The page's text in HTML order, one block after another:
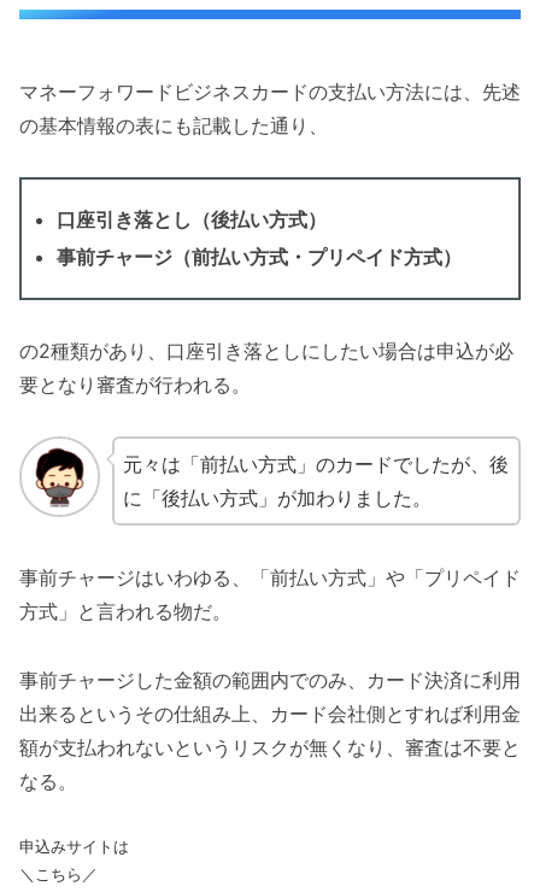
マネーフォワードビジネスカードの支払い方法には、先述
の基本情報の表にも記載した通り、
口座引き落とし（後払い方式）
事前チャージ（前払い方式・プリペイド方式）
の2種類があり、口座引き落としにしたい場合は申込が必
要となり審査が行われる。
元々は「前払い方式」のカードでしたが、後
に「後払い方式」が加わりました。
事前チャージはいわゆる、「前払い方式」や「プリペイド
方式」と言われる物だ。
事前チャージした金額の範囲内でのみ、カード決済に利用
出来るというその仕組み上、カード会社側とすれば利用金
額が支払われないというリスクが無くなり、審査は不要と
なる。
申込みサイトは
＼こちら／